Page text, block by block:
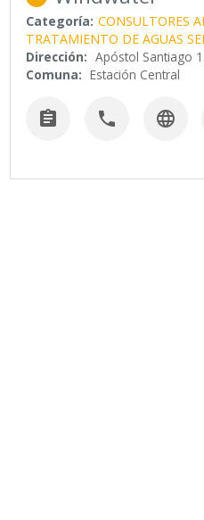
Categoría: CONSULTORES
TRATAMIENTO DE AGUAS
Dirección: Apóstol Santiago
Comuna: Estación Central
  